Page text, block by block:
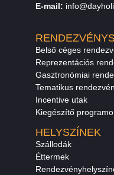
E-mail:
Belső céges
Reprezentációs
Gasztronómiai
Tematikus
Incentive utak
Kiegészítő
HELYSZÍNEK
Szállodák
Éttermek